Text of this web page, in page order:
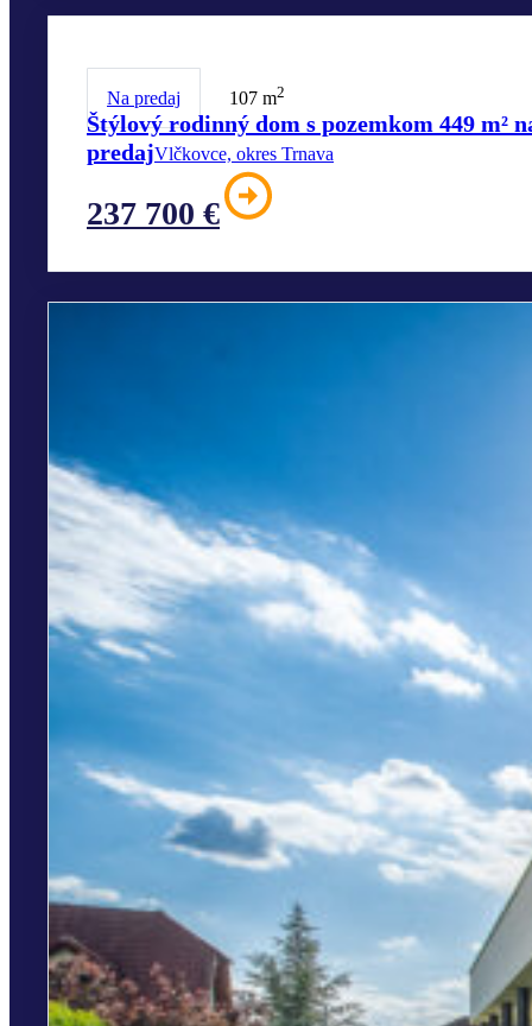
Na predaj 107 m2
Štýlový rodinný dom s pozemkom 449 m²
predajVlčkovce, okres Trnava
237 700 €